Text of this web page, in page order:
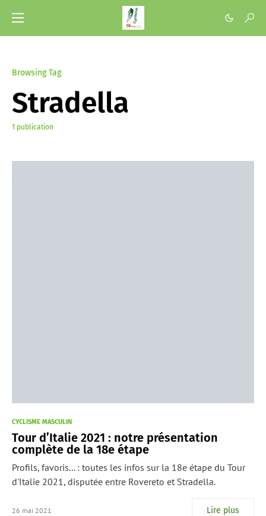
Browsing Tag
Stradella
1 publication
CYCLISME MASCULIN
Tour d’Italie 2021 : notre présentation
complète de la 18e étape
Profils, favoris... : toutes les infos sur la 18e étape du Tour
d'Italie 2021, disputée entre Rovereto et Stradella.
26 mai 2021 Lire plus